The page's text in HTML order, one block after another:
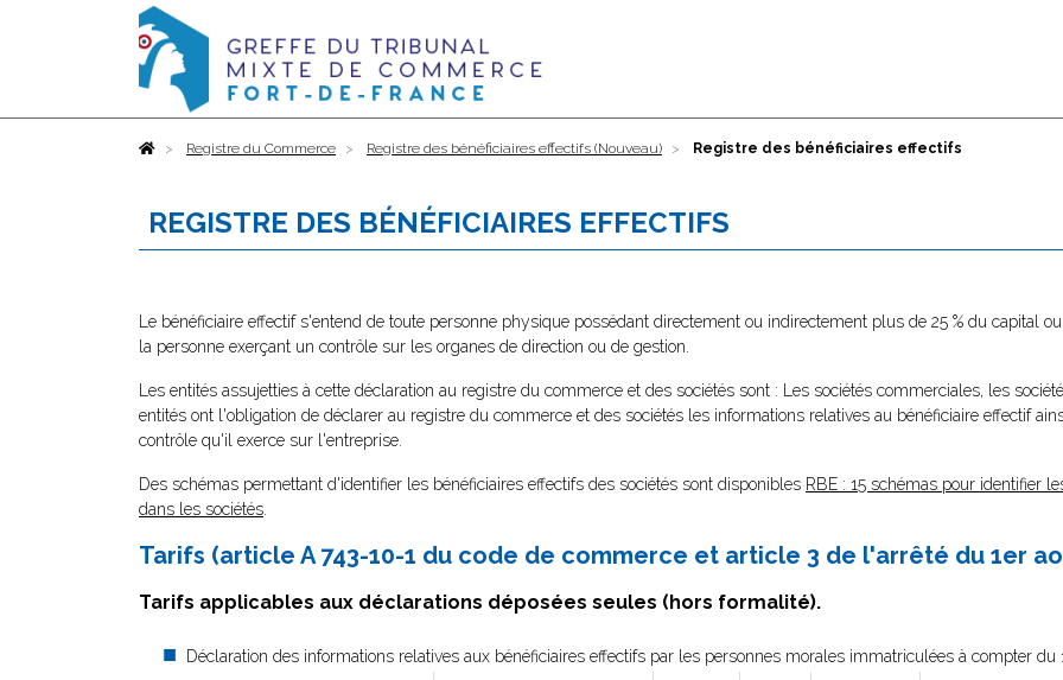
AccueilRegistre du Commerce Registre des bénéficiaires effectifs (Nouveau) Registre des bénéficiaires effectifs
REGISTRE DES BÉNÉFICIAIRES EFFECTIFS
Le bénéficiaire effectif s'entend de toute personne physique possédant directement ou indirectement plus de 25 % du capital
la personne exerçant un contrôle sur les organes de direction ou de gestion.
Les entités assujetties à cette déclaration au registre du commerce et des sociétés sont : Les sociétés commerciales, les
entités ont l'obligation de déclarer au registre du commerce et des sociétés les informations relatives au bénéficiaire effectif
contrôle qu'il exerce sur l'entreprise.
Des schémas permettant d'identifier les bénéficiaires effectifs des sociétés sont disponibles RBE : 15 schémas pour identifier
dans les sociétés
Tarifs (article A 743-10-1 du code de commerce et article 3 de l'arrêté du 1er
Tarifs applicables aux déclarations déposées seules (hors formalité).
Déclaration des informations relatives aux bénéficiaires effectifs par les personnes morales immatriculées à compter du